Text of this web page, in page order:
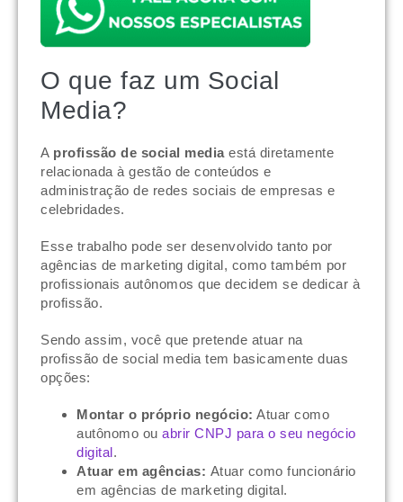
O que faz um Social
Media?
A profissão de social mediaestá diretamente
relacionada à gestão de conteúdos e
administração de redes sociais de empresas e
celebridades.
Esse trabalho pode ser desenvolvido tanto por
agências de marketing digital, como também por
profissionais autônomos que decidem se dedicar à
profissão.
Sendo assim, você que pretende atuar na
profissão de social media tem basicamente duas
opções:
Montar o próprio negócio: Atuar como
autônomo ou abrir CNPJ para o seu negócio
digital.
Atuar em agências: Atuar como funcionário
em agências de marketing digital.